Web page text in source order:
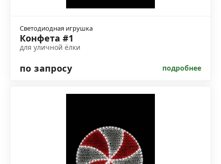
Светодиодная игрушка
Конфета #1
для уличной ёлки
по запросу подробнее